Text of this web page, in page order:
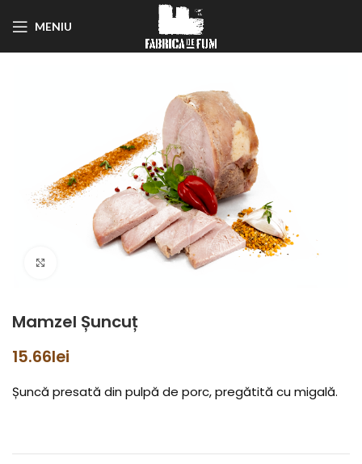
MENIU
Mamzel Șuncuț
15.66lei
Șuncă presată din pulpă de porc, pregătită cu migală.